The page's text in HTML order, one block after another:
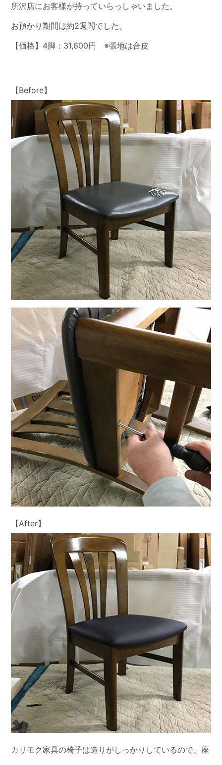
所沢店にお客様が持っていらっしゃいました。
お預かり期間は約2週間でした。
【価格】4脚：31,600円 ※張地は合皮
【Before】
【After】
カリモク家具の椅子は造りがしっかりしているので、座